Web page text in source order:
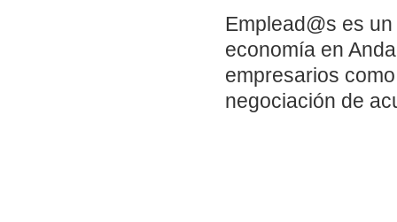
Emplead@s es
economía en
empresarios
negociación de